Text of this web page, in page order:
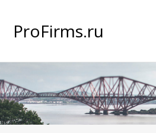
ProFirms.ru